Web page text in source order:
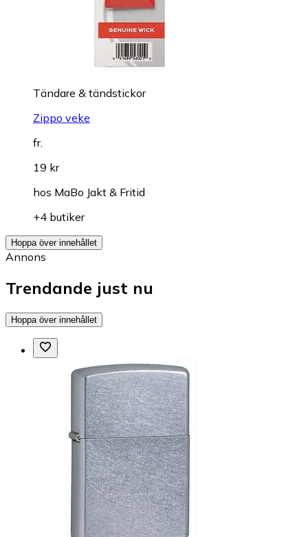
Tändare & tändstickor
Zippo veke
fr.
19 kr
hos MaBo Jakt & Fritid
+4 butiker
Hoppa över innehållet
Annons
Trendande just nu
Hoppa över innehållet